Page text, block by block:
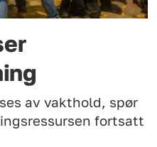
av vakthold, spør
fortsatt